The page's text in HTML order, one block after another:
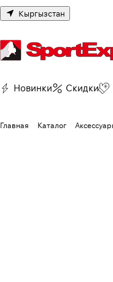
Кыргызстан
Новинки Скидки
Главная Каталог